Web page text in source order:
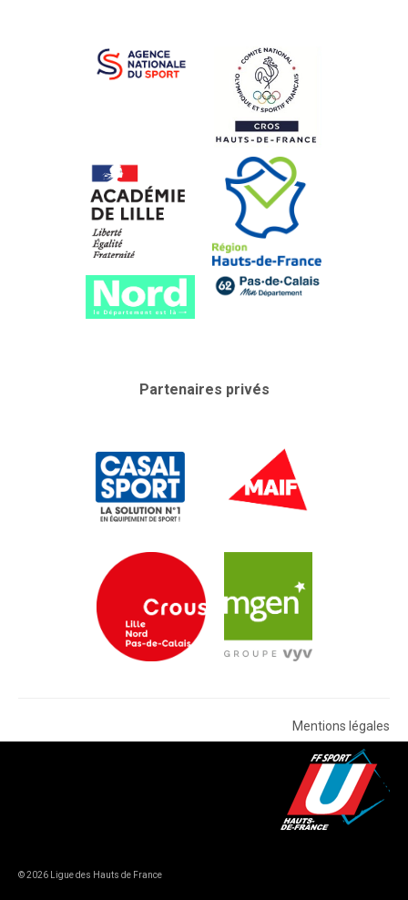
Partenaires privés
Mentions légales
© 2026 Ligue des Hauts de France